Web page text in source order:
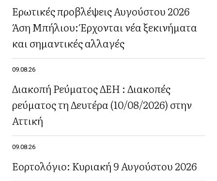
Ερωτικές προβλέψεις Αυγούστου 2026
Άση Μπήλιου: Έρχονται νέα ξεκινήματα
και σημαντικές αλλαγές
09.08.26
Διακοπή Ρεύματος ΔΕΗ : Διακοπές
ρεύματος τη Δευτέρα (10/08/2026) στην
Αττική
09.08.26
Εορτολόγιο: Κυριακή 9 Αυγούστου 2026